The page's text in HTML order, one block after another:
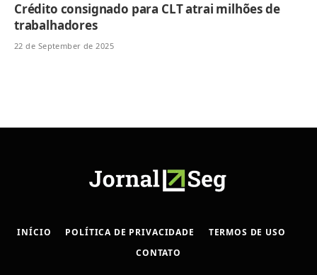
Crédito consignado para CLT atrai milhões de
trabalhadores
22 de September de 2025
INÍCIO POLÍTICA DE PRIVACIDADE
TERMOS DE USO
CONTATO